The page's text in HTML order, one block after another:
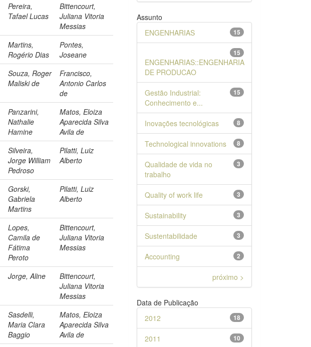
Pereira,
Tafael Lucas
Bittencourt,
Juliana Vitoria
Messias
Martins,
Rogério Dias
Pontes,
Joseane
Souza, Roger
Maliski de
Francisco,
Antonio Carlos
de
Panzarini,
Nathalie
Hamine
Matos, Eloiza
Aparecida Silva
Avila de
Silveira,
Jorge William
Pedroso
Pilatti, Luiz
Alberto
Gorski,
Gabriela
Martins
Pilatti, Luiz
Alberto
Lopes,
Camila de
Fátima
Peroto
Bittencourt,
Juliana Vitoria
Messias
Jorge, Aline
Bittencourt,
Juliana Vitoria
Messias
Sasdelli,
Maria Clara
Baggio
Matos, Eloiza
Aparecida Silva
Avila de
Assunto
15
ENGENHARIAS
15
ENGENHARIAS::ENGENHARIA
DE PRODUCAO
15
Gestão Industrial:
Conhecimento e...
8
Inovações tecnológicas
8
Technological innovations
3
Qualidade de vida no
trabalho
3
Quality of work life
3
Sustainability
3
Sustentabilidade
2
Accounting
próximo >
Data de Publicação
18
2012
10
2011